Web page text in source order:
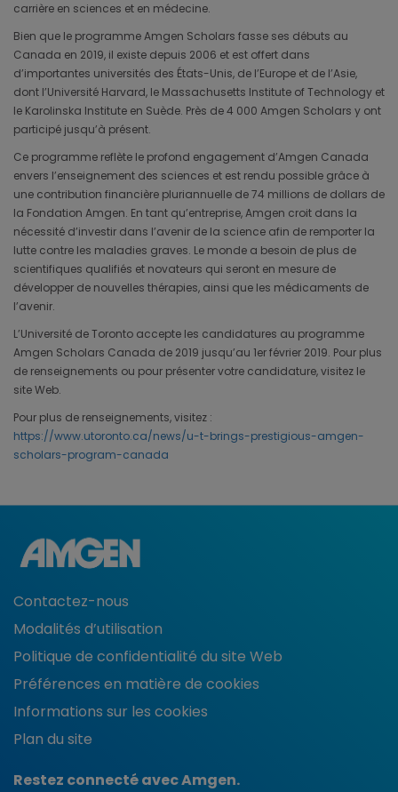
carrière en sciences et en médecine.
Bien que le programme Amgen Scholars fasse ses débuts au
Canada en 2019, il existe depuis 2006 et est offert dans
d’importantes universités des États-Unis, de l’Europe et de l’Asie,
dont l’Université Harvard, le Massachusetts Institute of Technology et
le Karolinska Institute en Suède. Près de 4 000 Amgen Scholars y ont
participé jusqu’à présent.
Ce programme reflète le profond engagement d’Amgen Canada
envers l’enseignement des sciences et est rendu possible grâce à
une contribution financière pluriannuelle de 74 millions de dollars de
la Fondation Amgen. En tant qu’entreprise, Amgen croit dans la
nécessité d’investir dans l’avenir de la science afin de remporter la
lutte contre les maladies graves. Le monde a besoin de plus de
scientifiques qualifiés et novateurs qui seront en mesure de
développer de nouvelles thérapies, ainsi que les médicaments de
l’avenir.
L’Université de Toronto accepte les candidatures au programme
Amgen Scholars Canada de 2019 jusqu’au 1er février 2019. Pour plus
de renseignements ou pour présenter votre candidature, visitez le
site Web.
Pour plus de renseignements, visitez :
https://www.utoronto.ca/news/u-t-brings-prestigious-amgen-
scholars-program-canada
Contactez-nous
Modalités d’utilisation
Politique de confidentialité du site Web
Préférences en matière de cookies
Informations sur les cookies
Plan du site
Restez connecté avec Amgen.